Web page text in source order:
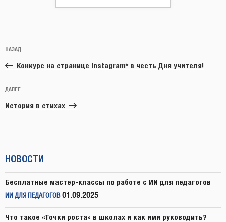
по
записям
Предыдущая
запись:
НАЗАД
Конкурс на странице Instagram* в честь Дня учителя!
Следующая
запись
ДАЛЕЕ
История в стихах
НОВОСТИ
Бесплатные мастер-классы по работе с ИИ для педагогов
ИИ ДЛЯ ПЕДАГОГОВ 01.09.2025
Что такое «Точки роста» в школах и как ими руководить?